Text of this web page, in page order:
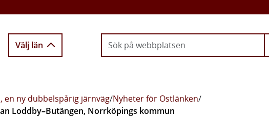
Välj län
en ny dubbelspårig järnväg/Nyheter för Ostlänken/
Loddby–Butängen, Norrköpings kommun